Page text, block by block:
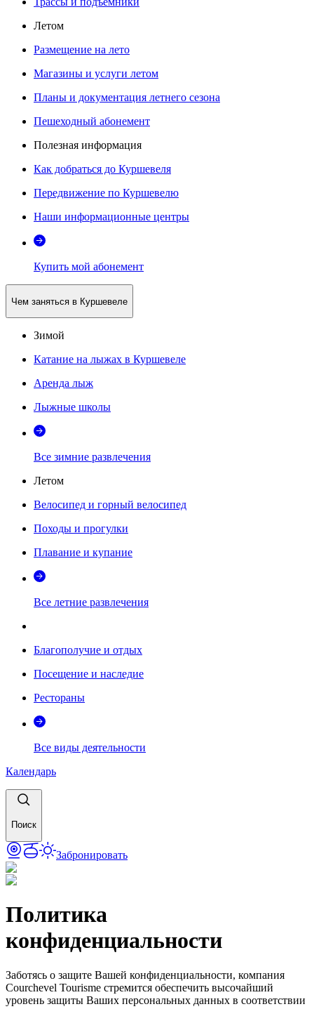
Летом
Размещение на лето
Магазины и услуги летом
Планы и документация летнего сезона
Пешеходный абонемент
Полезная информация
Как добраться до Куршевеля
Передвижение по Куршевелю
Наши информационные центры
Купить мой абонемент
Чем заняться в Куршевеле
Зимой
Катание на лыжах в Куршевеле
Аренда лыж
Лыжные школы
Все зимние развлечения
Летом
Велосипед и горный велосипед
Походы и прогулки
Плавание и купание
Все летние развлечения
Благополучие и отдых
Посещение и наследие
Рестораны
Все виды деятельности
Календарь
Поиск
Забронировать
Политика
конфиденциальности
Заботясь о защите Вашей конфиденциальности, компания
Courchevel Tourisme стремится обеспечить высочайший
уровень защиты Ваших персональных данных в соответствии